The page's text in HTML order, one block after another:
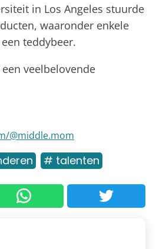
in Los Angeles stuurde
waaronder enkele
teddybeer.
veelbelovende
@middle.mom
# talenten